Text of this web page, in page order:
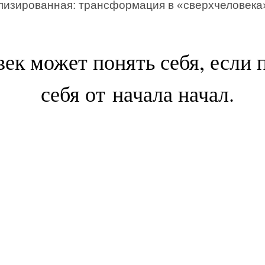
трансформация в
может понять себя, если
себя от начала начал.